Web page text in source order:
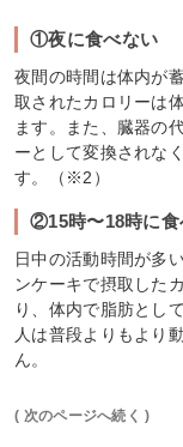
①夜に食べない
夜間の時間は体内が
取されたカロリーは
ます。また、臓器の
ーとして変換されな
す。（※2）
②15時〜18時に食
日中の活動時間が多
ンケーキで摂取した
り、体内で脂肪とし
人は普段よりもより
ん。
( 次のページへ続く )